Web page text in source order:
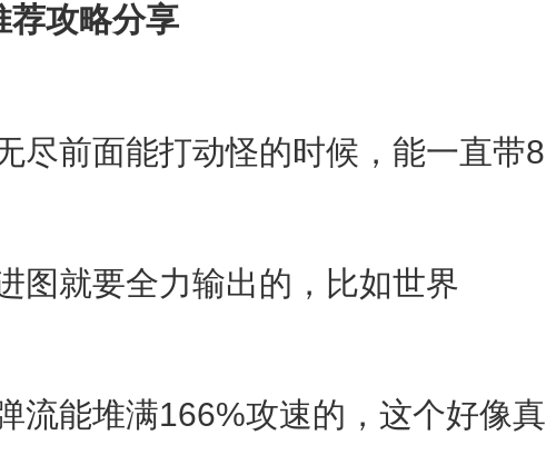
荐攻略分享
前面能打动怪的时候，能一直带8
就要全力输出的，比如世界
能堆满166%攻速的，这个好像真